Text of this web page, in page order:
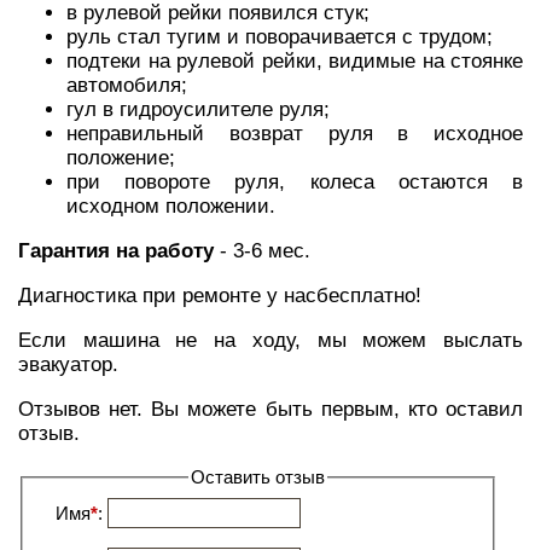
в рулевой рейки появился стук;
руль стал тугим и поворачивается с трудом;
подтеки на рулевой рейки, видимые на стоянке
автомобиля;
гул в гидроусилителе руля;
неправильный возврат руля в исходное
положение;
при повороте руля, колеса остаются в
исходном положении.
Гарантия на работу- 3-6 мес.
Диагностика при ремонте у насбесплатно!
Если машина не на ходу, мы можем выслать
эвакуатор.
Отзывов нет. Вы можете быть первым, кто оставил
отзыв.
Оставить отзыв
Имя*: